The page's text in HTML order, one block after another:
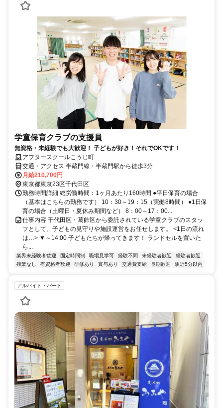
学童保育クラブの支援員
無資格・未経験でも大歓迎！ 子どもが好き！それでOKです！
アフタースクールこうじ町
交通・アクセス 半蔵門線・半蔵門駅から徒歩3分
月給210,700円
東京都東京23区千代田区
勤務時間詳細 総労働時間：1ヶ月あたり160時間 ●平日保育の場合
（基本はこちらの勤務です） 10：30～19：15（実働8時間） ●1日保
育の場合（土曜日・夏休み期間など） 8：00～17：00...
仕事内容 千代田区・葛飾区から委託されている学童クラブのスタッ
フとして、子どもの見守りや施設運営をお任せします。 <1日の流れ
は…> ▼～14:00 子どもたちが帰ってきます！ ランドセルを置いた
ら...
業界未経験者歓迎 固定時間制 職場見学可 経験不問 未経験者歓迎
経験者歓迎
残業なし
有資格者歓迎 研修あり 賞与あり 交通費支給 長期歓迎 駅近5分以内
アルバイト・パート